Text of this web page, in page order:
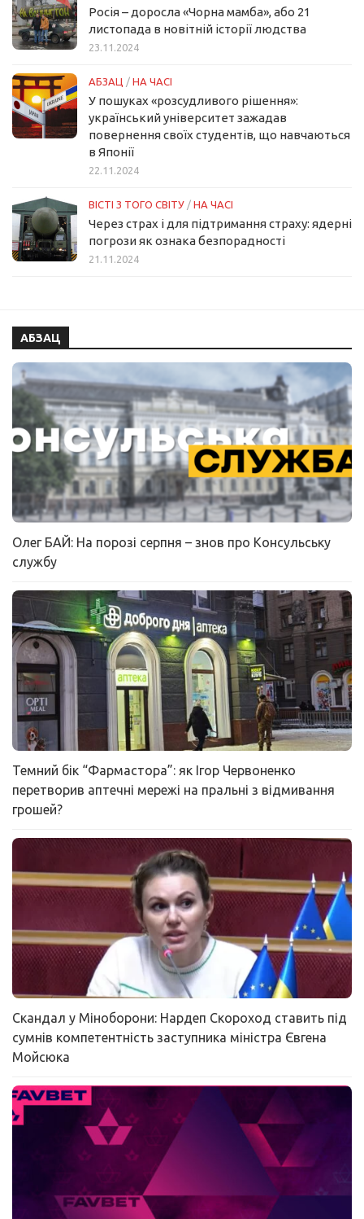
Росія – доросла «Чорна мамба», або 21
листопада в новітній історії людства
23.11.2024
АБЗАЦ / НА ЧАСІ
У пошуках «розсудливого рішення»:
український університет зажадав
повернення своїх студентів, що навчаються
в Японії
22.11.2024
ВІСТІ З ТОГО СВІТУ / НА ЧАСІ
Через страх і для підтримання страху: ядерні
погрози як ознака безпорадності
21.11.2024
АБЗАЦ
Олег БАЙ: На порозі серпня – знов про Консульську
службу
Темний бік “Фармастора”: як Ігор Червоненко
перетворив аптечні мережі на пральні з відмивання
грошей?
Скандал у Міноборони: Нардеп Скороход ставить під
сумнів компетентність заступника міністра Євгена
Мойсюка